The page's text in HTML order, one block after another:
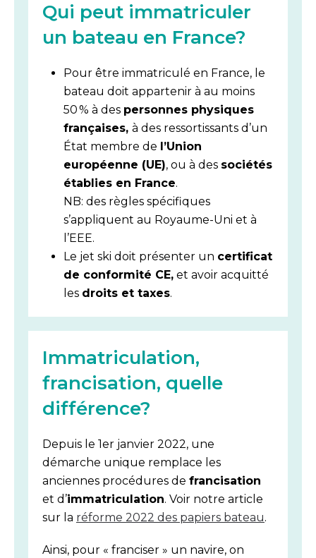
Qui peut immatriculer
un bateau en France?
Pour être immatriculé en France, le
bateau doit appartenir à au moins
50 % à des personnes physiques
françaises, à des ressortissants d’un
État membre de l’Union
européenne (UE), ou à des sociétés
établies en France.
NB: des règles spécifiques
s’appliquent au Royaume-Uni et à
l’EEE.
Le jet ski doit présenter un certificat
de conformité CE, et avoir acquitté
les droits et taxes.
Immatriculation,
francisation, quelle
différence?
Depuis le 1er janvier 2022, une
démarche unique remplace les
anciennes procédures de francisation
et d’immatriculation. Voir notre article
sur la réforme 2022 des papiers bateau.
Ainsi, pour « franciser » un navire, on